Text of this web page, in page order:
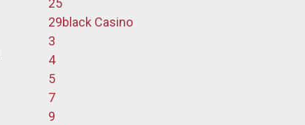
25
29black Casino
3
4
5
7
9